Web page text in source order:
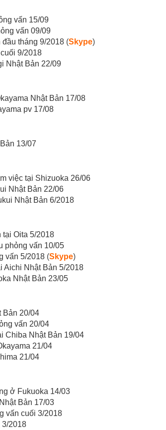
vấn 15/09
vấn 09/09
tháng 9/2018 (Skype)
9/2018
Nhật Bản 22/09
Nhật Bản 17/08
pv 17/08
13/07
việc tại Shizuoka 26/06
Nhật Bản 22/06
Nhật Bản 6/2018
tại Oita 5/2018
phỏng vấn 10/05
vấn 5/2018 (Skype)
Aichi Nhật Bản 5/2018
Nhật Bản 23/05
Bản 20/04
vấn 20/04
Chiba Nhật Bản 19/04
21/04
21/04
ở Fukuoka 14/03
Bản 17/03
vấn cuối 3/2018
3/2018